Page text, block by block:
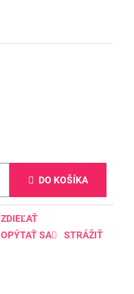
DO KOŠÍKA
OPÝTAŤ SA STRÁŽIŤ
ZDIEĽAŤ